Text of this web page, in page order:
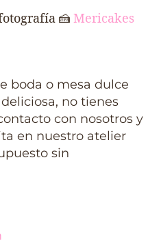
🍰 Mericakes
boda o mesa dulce
no tienes
con nosotros y
en nuestro atelier
sin